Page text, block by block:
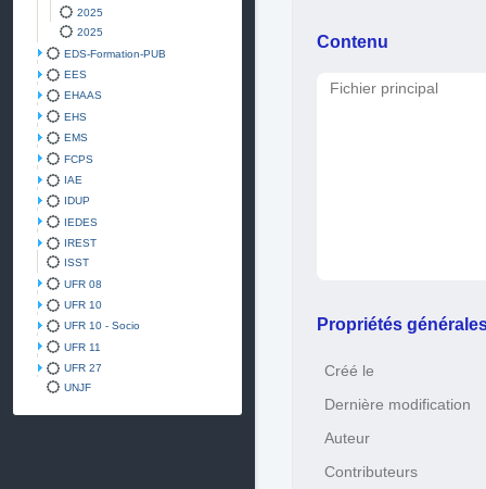
2025
2025
EDS-Formation-PUB
EES
EHAAS
EHS
EMS
FCPS
IAE
IDUP
IEDES
IREST
ISST
UFR 08
UFR 10
UFR 10 - Socio
UFR 11
UFR 27
UNJF
Contenu
Fichier principal
Propriétés
Créé le
Dernière modification
Auteur
Contributeurs